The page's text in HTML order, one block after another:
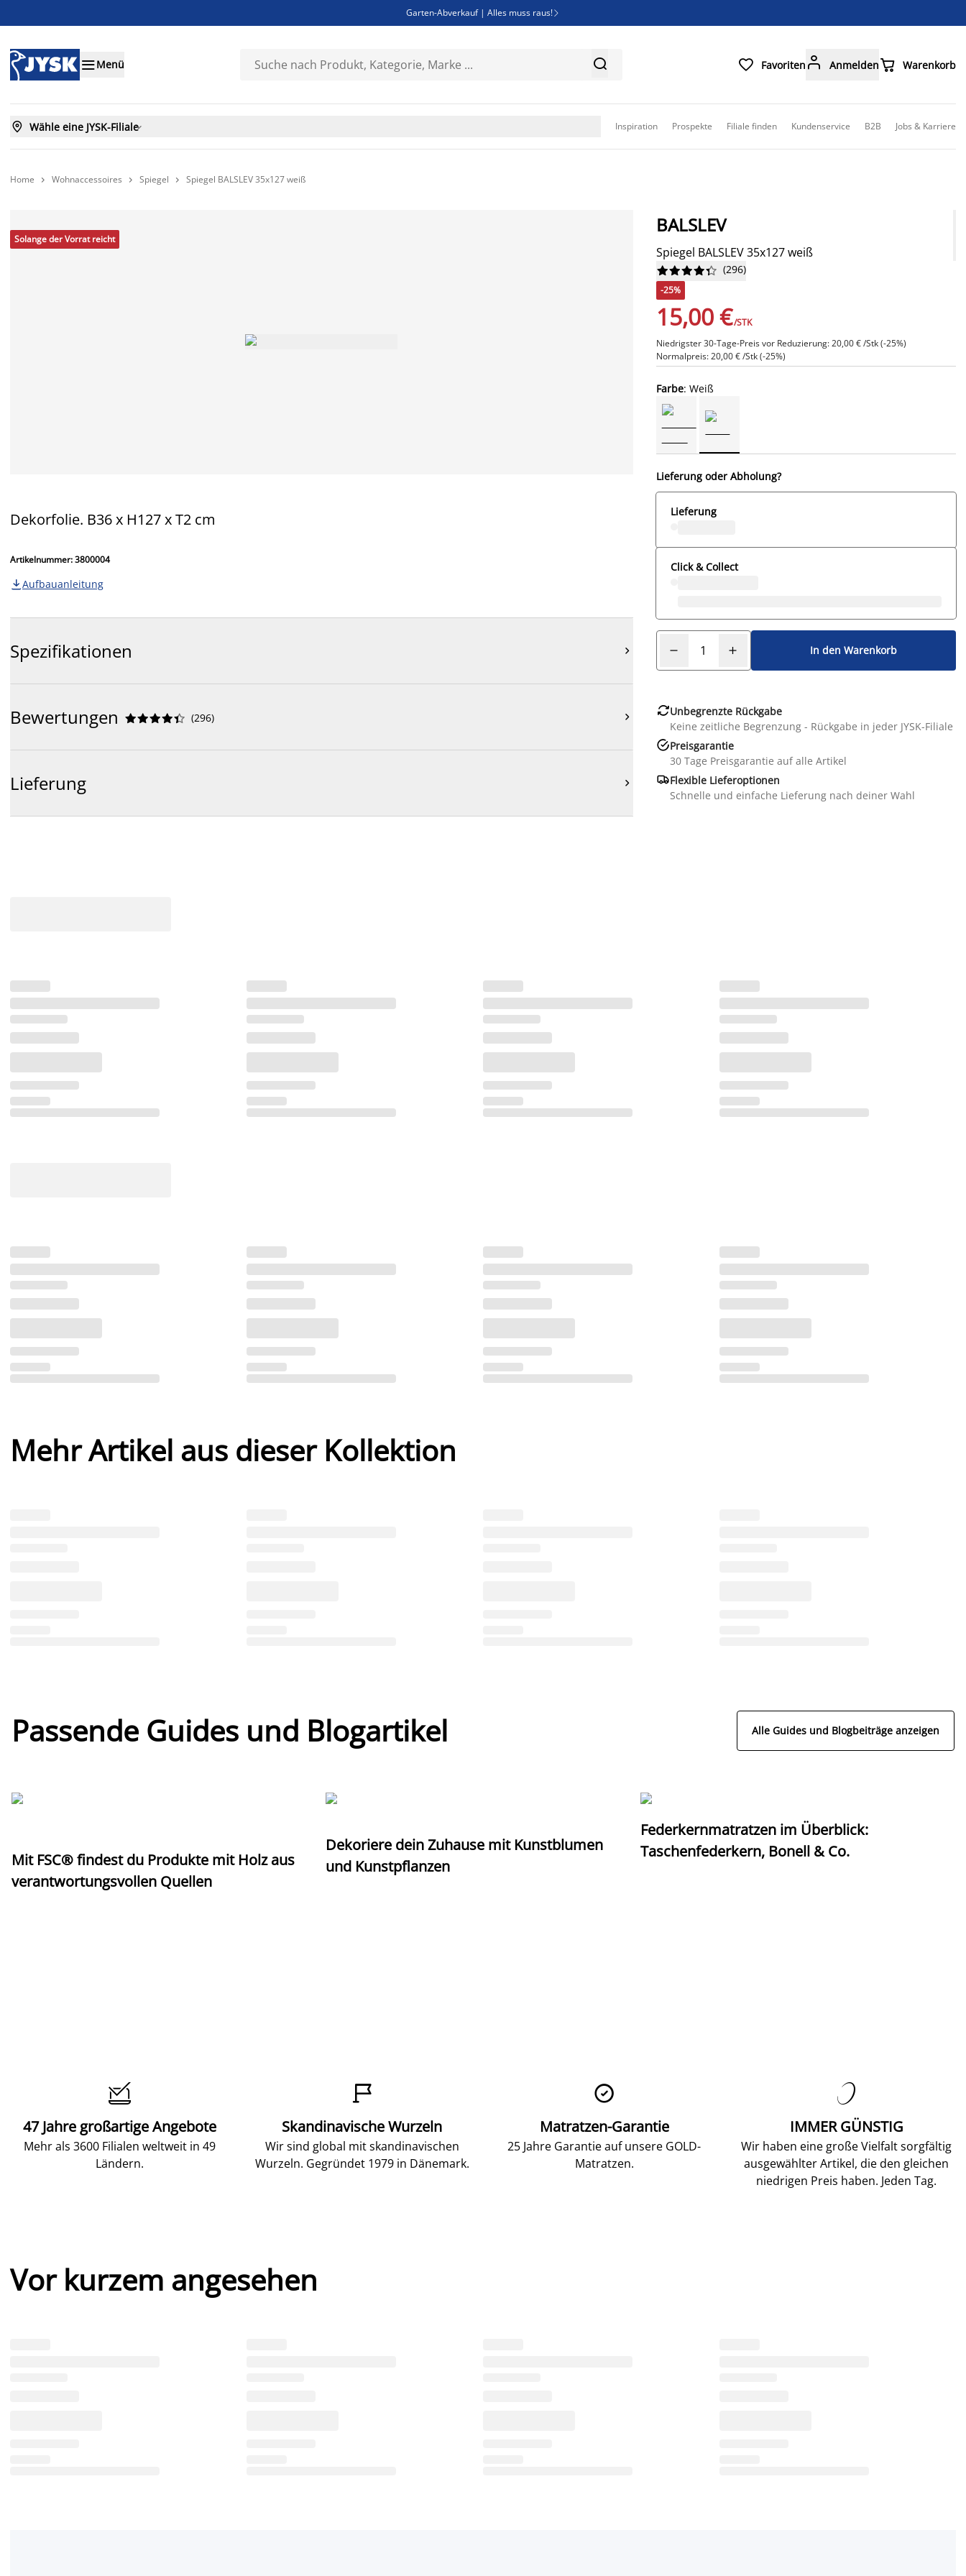
Garten-Abverkauf | Alles muss raus! 
Bist du Unternehmer? Entdecke JYSK-B2B
Menü   Favoriten  Anmelden Warenkorb
 Wähle eine JYSK-Filiale Inspiration Prospekte Filiale finden Kundenservice B2B Jobs & Karriere
Home  Wohnaccessoires  Spiegel  Spiegel BALSLEV 35x127 weiß
Solange der Vorrat reicht
Dekorfolie. B36 x H127 x T2 cm
Artikelnummer: 3800004
 Aufbauanleitung
Spezifikationen 
Bewertungen 




 (296) 
Lieferung 
BALSLEV
Spiegel BALSLEV 35x127 weiß





 (296)
-25%
15,00 €/STK
Niedrigster 30-Tage-Preis vor Reduzierung: 20,00 € /Stk (-25%)
Normalpreis: 20,00 € /Stk (-25%)
Farbe: Weiß
Lieferung oder Abholung?
Lieferung
Click & Collect
In den Warenkorb
Unbegrenzte Rückgabe
Keine zeitliche Begrenzung - Rückgabe in jeder JYSK-Filiale
Preisgarantie
30 Tage Preisgarantie auf alle Artikel
Flexible Lieferoptionen
Schnelle und einfache Lieferung nach deiner Wahl
Mehr Artikel aus dieser Kollektion
Passende Guides und Blogartikel Alle Guides und Blogbeiträge anzeigen
Mit FSC® findest du Produkte mit Holz aus
verantwortungsvollen Quellen
Dekoriere dein Zuhause mit Kunstblumen
und Kunstpflanzen
Federkernmatratzen im Überblick:
Taschenfederkern, Bonell & Co.

47 Jahre großartige Angebote
Mehr als 3600 Filialen weltweit in 49
Ländern.

Skandinavische Wurzeln
Wir sind global mit skandinavischen
Wurzeln. Gegründet 1979 in Dänemark.

Matratzen-Garantie
25 Jahre Garantie auf unsere GOLD-
Matratzen.

IMMER GÜNSTIG
Wir haben eine große Vielfalt sorgfältig
ausgewählter Artikel, die den gleichen
niedrigen Preis haben. Jeden Tag.
Vor kurzem angesehen